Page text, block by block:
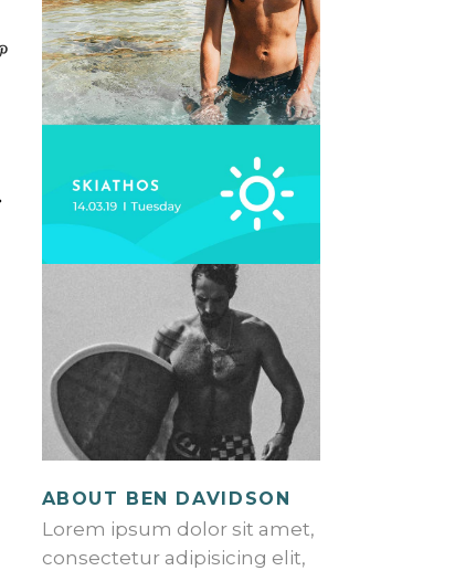
ABOUT BEN DAVIDSON
Lorem ipsum dolor sit amet,
consectetur adipisicing elit,